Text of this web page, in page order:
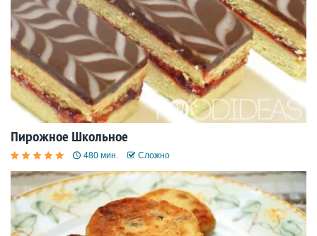
Пирожное Школьное
480 мин. Сложно